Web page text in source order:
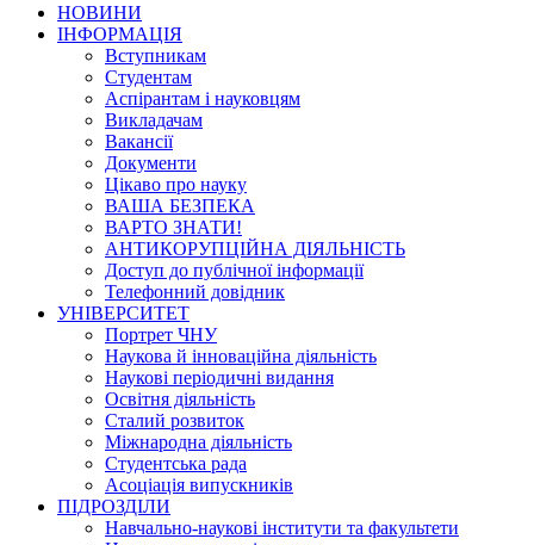
НОВИНИ
ІНФОРМАЦІЯ
Вступникам
Студентам
Аспірантам і науковцям
Викладачам
Вакансії
Документи
Цікаво про науку
ВАША БЕЗПЕКА
ВАРТО ЗНАТИ!
АНТИКОРУПЦІЙНА ДІЯЛЬНІСТЬ
Доступ до публічної інформації
Телефонний довідник
УНІВЕРСИТЕТ
Портрет ЧНУ
Наукова й інноваційна діяльність
Наукові періодичні видання
Освітня діяльність
Сталий розвиток
Міжнародна діяльність
Студентська рада
Асоціація випускників
ПІДРОЗДІЛИ
Навчально-наукові інститути та факультети